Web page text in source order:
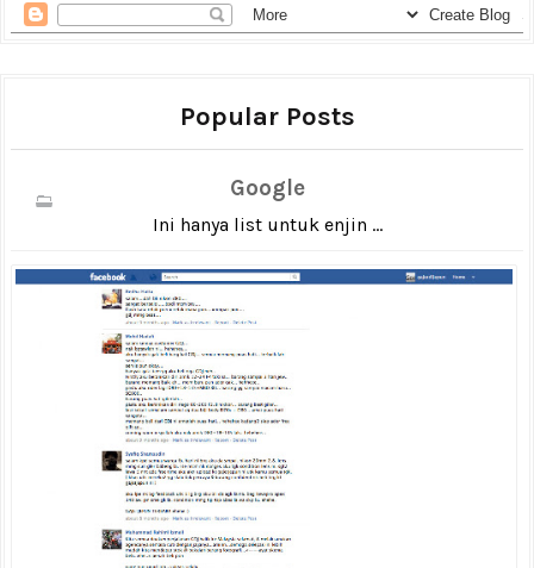
Popular Posts
Google
Ini hanya list untuk enjin ...